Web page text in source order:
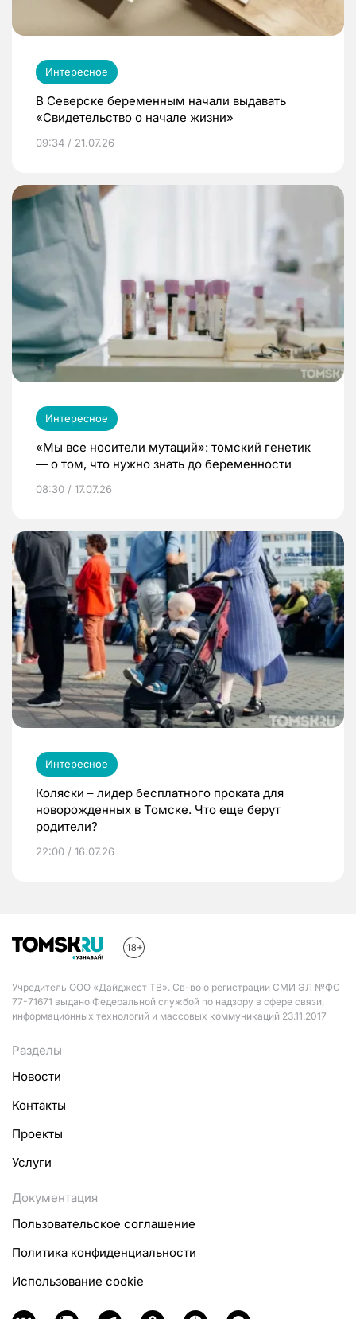
Интересное
В Северске беременным начали выдавать
«Свидетельство о начале жизни»
09:34 / 21.07.26
Интересное
«Мы все носители мутаций»: томский генетик
— о том, что нужно знать до беременности
08:30 / 17.07.26
Интересное
Коляски – лидер бесплатного проката для
новорожденных в Томске. Что еще берут
родители?
22:00 / 16.07.26
Учредитель ООО «Дайджест ТВ». Св-во о регистрации СМИ ЭЛ №ФС
77-71671 выдано Федеральной службой по надзору в сфере связи,
информационных технологий и массовых коммуникаций 23.11.2017
Разделы
Новости
Контакты
Проекты
Услуги
Документация
Пользовательское соглашение
Политика конфиденциальности
Использование cookie